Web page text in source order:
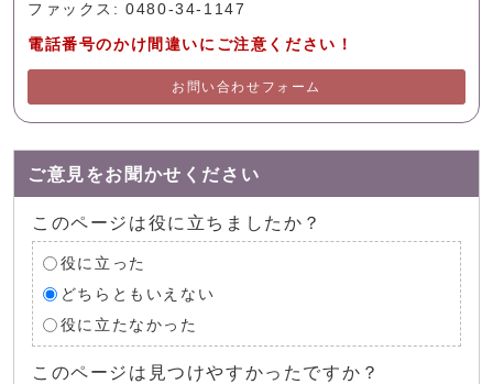
ファックス: 0480-34-1147
電話番号のかけ間違いにご注意ください！
お問い合わせフォーム
ご意見をお聞かせください
このページは役に立ちましたか？
役に立った
どちらともいえない
役に立たなかった
このページは見つけやすかったですか？